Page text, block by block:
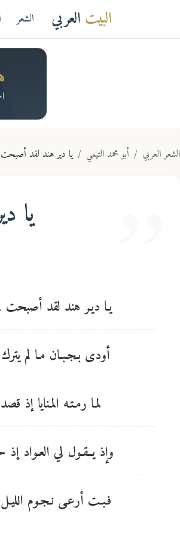
البيت العربي الشعر
الشعر العربي أبو محمد التيمي يا دير هند لقد
يا
يـا ديـر هند لقد أصبحت
أودى بـجـبـان مـا لم
لمـا رمـتـه المـنايا إذ
وإذ يــقـول لي العـواد
فـبـت أرعـى نـجـوم